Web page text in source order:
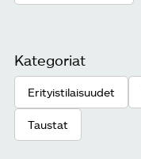
Kategoriat
Erityistilaisuudet
Taustat